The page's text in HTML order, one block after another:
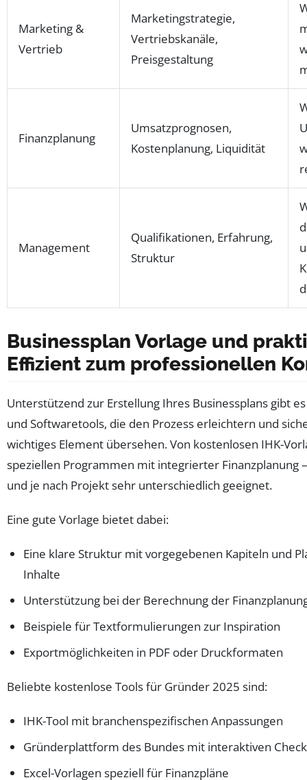
Marketing &
Vertrieb
Marketingstrategie,
Vertriebskanäle,
Preisgestaltung
Finanzplanung
Umsatzprognosen,
Kostenplanung, Liquidität
Management
Qualifikationen, Erfahrung,
Struktur
Businessplan Vorlage und
Effizient zum professionellen
Unterstützend zur Erstellung Ihres Businessplans gibt
und Softwaretools, die den Prozess erleichtern und
wichtiges Element übersehen. Von kostenlosen IHK-
speziellen Programmen mit integrierter Finanzplanung
und je nach Projekt sehr unterschiedlich geeignet.
Eine gute Vorlage bietet dabei:
Eine klare Struktur mit vorgegebenen Kapiteln und
Inhalte
Unterstützung bei der Berechnung der
Beispiele für Textformulierungen zur Inspiration
Exportmöglichkeiten in PDF oder Druckformaten
Beliebte kostenlose Tools für Gründer 2025 sind:
IHK-Tool mit branchenspezifischen Anpassungen
Gründerplattform des Bundes mit interaktiven
Excel-Vorlagen speziell für Finanzpläne